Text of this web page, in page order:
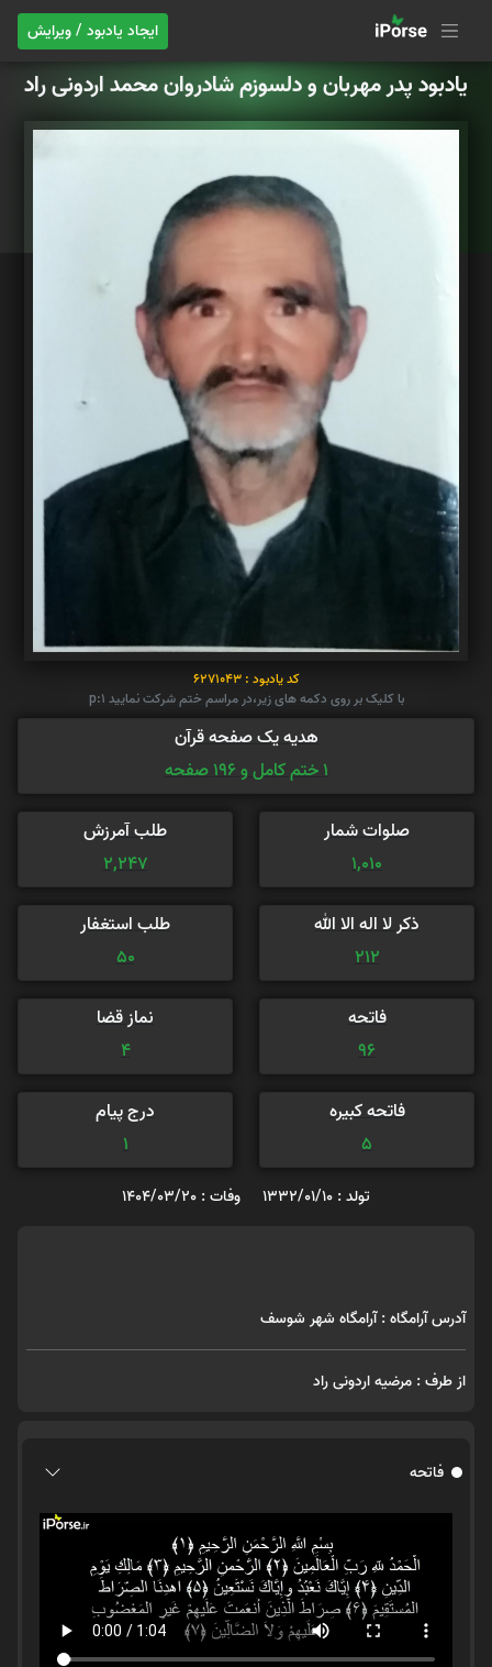
ایجاد یادبود / ویرایش
یادبود پدر مهربان و دلسوزم شادروان محمد اردونی راد
کد یادبود : 6271043
با کلیک بر روی دکمه های زیر،در مراسم ختم شرکت نمایید p:1
هدیه یک صفحه قرآن
1 ختم کامل و 196 صفحه
صلوات شمار
1,010
طلب آمرزش
2,247
ذکر لا اله الا الله
212
طلب استغفار
50
فاتحه
96
نماز قضا
4
فاتحه کبیره
5
درج پیام
1
تولد : 1332/01/10 وفات : 1404/03/20
آدرس آرامگاه : آرامگاه شهر شوسف
از طرف : مرضیه اردونی راد
فاتحه